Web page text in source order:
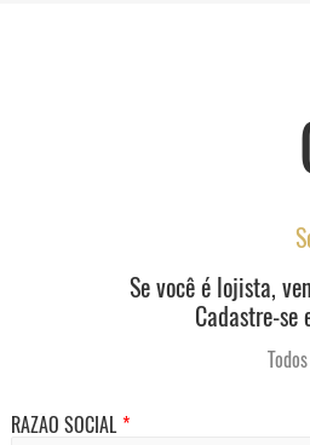
Se você é lojista,
Cadastre-se
RAZÃO SOCIAL *